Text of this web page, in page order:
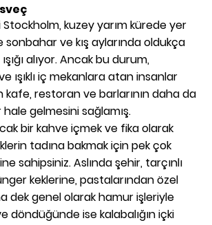
kuzey yarım kürede yer
sonbahar ve kış aylarında oldukça
alıyor. Ancak bu durum,
ışıklı iç mekanlara atan insanlar
kafe, restoran ve barlarının daha da
gelmesini sağlamış.
bir kahve içmek ve fika olarak
tadına bakmak için pek çok
sahipsiniz. Aslında şehir, tarçınlı
keklerine, pastalarından özel
dek genel olarak hamur işleriyle
döndüğünde ise kalabalığın içki